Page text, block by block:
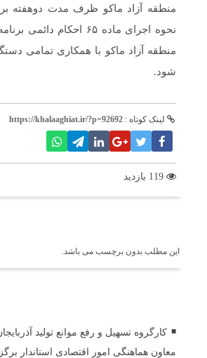
منطقه آزاد ماکو ظرف مدت دوهفته
نحوه اجرای ماده ۶۵ احکام
منطقه آزاد ماکو با همکاری تمامی
شود.
لینک کوتاه : https://khalaaghiat.ir/?p=92692
این مطلب بدون برچسب می باشد.
کارگروه تسهیل و رفع موانع تولید
معاون هماهنگی امور اقتصادی استاندار